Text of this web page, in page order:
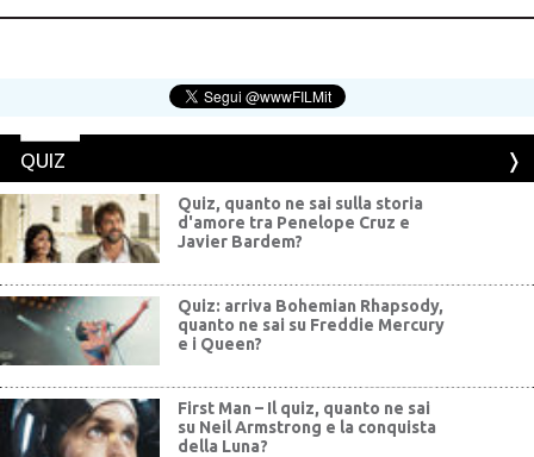
QUIZ
Quiz, quanto ne sai sulla storia
d'amore tra Penelope Cruz e
Javier Bardem?
Quiz: arriva Bohemian Rhapsody,
quanto ne sai su Freddie Mercury
e i Queen?
First Man – Il quiz, quanto ne sai
su Neil Armstrong e la conquista
della Luna?